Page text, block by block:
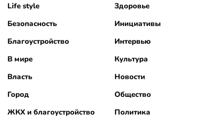
Life style
Безопасность
Благоустройство
В мире
Власть
Город
ЖКХ и благоустройство
Здоровье
Инициативы
Интервью
Культура
Новости
Общество
Политика